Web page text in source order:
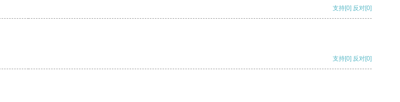
支持[0] 反对[0]
支持[0] 反对[0]